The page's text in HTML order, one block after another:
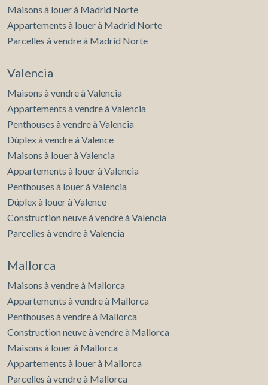
Maisons à louer à Madrid Norte
Appartements à louer à Madrid Norte
Parcelles à vendre à Madrid Norte
Valencia
Maisons à vendre à Valencia
Appartements à vendre à Valencia
Penthouses à vendre à Valencia
Dúplex à vendre à Valence
Maisons à louer à Valencia
Appartements à louer à Valencia
Penthouses à louer à Valencia
Dúplex à louer à Valence
Construction neuve à vendre à Valencia
Parcelles à vendre à Valencia
Mallorca
Maisons à vendre à Mallorca
Appartements à vendre à Mallorca
Penthouses à vendre à Mallorca
Construction neuve à vendre à Mallorca
Maisons à louer à Mallorca
Appartements à louer à Mallorca
Parcelles à vendre à Mallorca